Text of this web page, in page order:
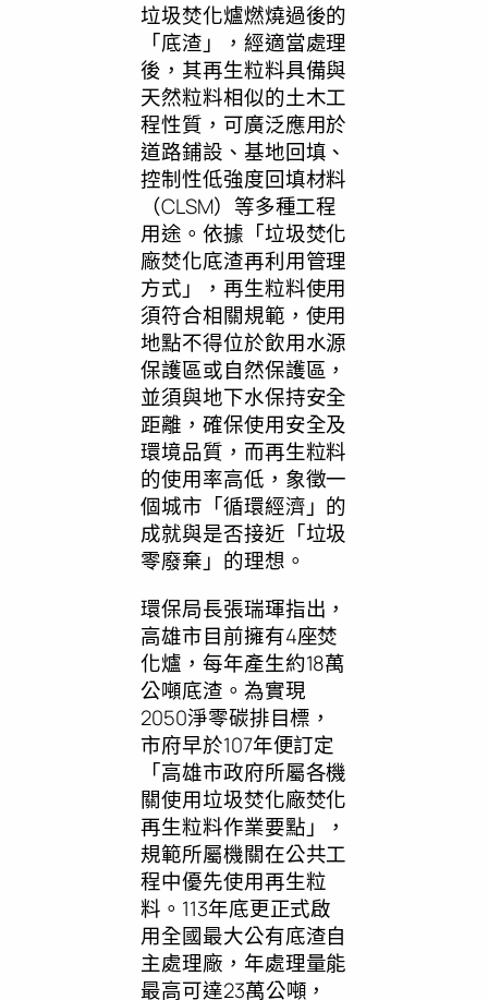
垃圾焚化爐燃燒過後的
「底渣」，經適當處理
後，其再生粒料具備與
天然粒料相似的土木工
程性質，可廣泛應用於
道路鋪設、基地回填、
控制性低強度回填材料
（CLSM）等多種工程
用途。依據「垃圾焚化
廠焚化底渣再利用管理
方式」，再生粒料使用
須符合相關規範，使用
地點不得位於飲用水源
保護區或自然保護區，
並須與地下水保持安全
距離，確保使用安全及
環境品質，而再生粒料
的使用率高低，象徵一
個城市「循環經濟」的
成就與是否接近「垃圾
零廢棄」的理想。
環保局長張瑞琿指出，
高雄市目前擁有4座焚
化爐，每年產生約18萬
公噸底渣。為實現
2050淨零碳排目標，
市府早於107年便訂定
「高雄市政府所屬各機
關使用垃圾焚化廠焚化
再生粒料作業要點」，
規範所屬機關在公共工
程中優先使用再生粒
料。113年底更正式啟
用全國最大公有底渣自
主處理廠，年處理量能
最高可達23萬公噸，